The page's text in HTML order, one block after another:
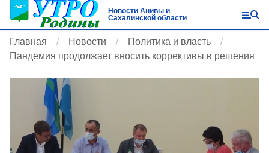
Новости Анивы и
Сахалинской области
Главная Новости
Политика и власть
Пандемия продолжает вносить коррективы в решения